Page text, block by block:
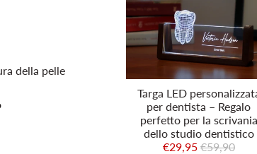
della pelle
Targa LED
per dentista – Regalo
perfetto per la scrivania
dello studio dentistico
€29,95 €59,90